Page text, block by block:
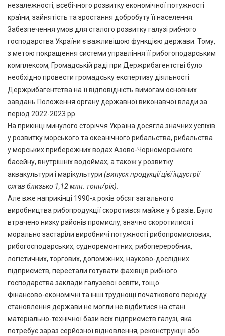
незалежності, всебічного розвитку економічної потужності
країни, зайнятість та зростання добробуту її населення.
Забезпечення умов для сталого розвитку галузі рибного
господарства України є важливішою функцією держави. Тому,
з метою покращення системи управління її рибогоподарським
комплексом, Громадській раді при Держрибагентстві було
необхідно провести громадську експертизу діяльності
Держрибагентства на її відповідність вимогам основних
завдань Положення органу державної виконавчої влади за
період 2022-2023 рр.
На прикінці минулого сторіччя Україна досягла значних успіхів
у розвитку морського та океанічного рибальства, рибальства
у морських прибережних водах Азово-Чорноморського
басейну, внутрішніх водоймах, а також у розвитку
аквакультури і марікультури (випуск продукції цієї індустрії
сягав близько 1,12 млн. тонн/рік).
Але вже наприкінці 1990-х років обсяг загального
виробництва рибопродукції скоротився майже у 6 разів. Було
втрачено низку районів промислу, значно скоротилися і
морально застаріли виробничі потужності рибопромислових,
рибогосподарських, судноремонтних, рибопереробних,
логістичних, торгових, допоміжних, науково-дослідних
підприємств, перестали готувати фахівців рибного
господарства заклади галузевої освіти, тощо.
Фінансово-економічні та інші труднощі початкового періоду
становлення держави не могли не відбитися на стані
матеріально-технічної бази всіх підприємств галузі, яка
потребує зараз серйозної відновлення, реконструкції або